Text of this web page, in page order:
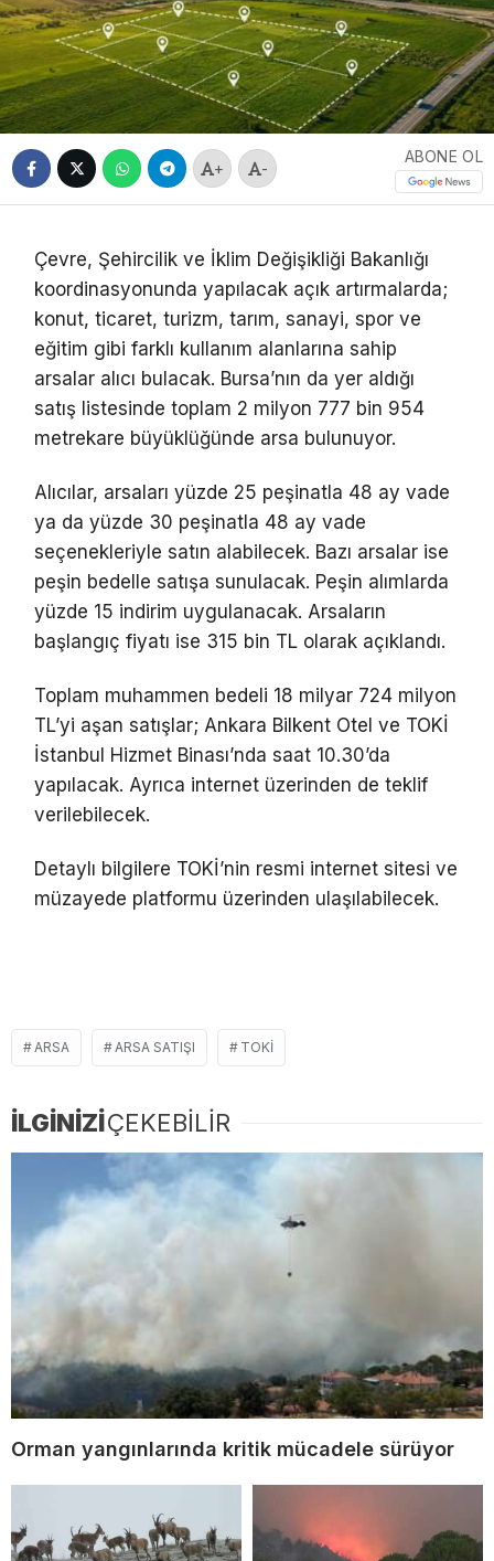
+ -
ABONE OL
Çevre, Şehircilik ve İklim Değişikliği Bakanlığı
koordinasyonunda yapılacak açık artırmalarda;
konut, ticaret, turizm, tarım, sanayi, spor ve
eğitim gibi farklı kullanım alanlarına sahip
arsalar alıcı bulacak. Bursa’nın da yer aldığı
satış listesinde toplam 2 milyon 777 bin 954
metrekare büyüklüğünde arsa bulunuyor.
Alıcılar, arsaları yüzde 25 peşinatla 48 ay vade
ya da yüzde 30 peşinatla 48 ay vade
seçenekleriyle satın alabilecek. Bazı arsalar ise
peşin bedelle satışa sunulacak. Peşin alımlarda
yüzde 15 indirim uygulanacak. Arsaların
başlangıç fiyatı ise 315 bin TL olarak açıklandı.
Toplam muhammen bedeli 18 milyar 724 milyon
TL’yi aşan satışlar; Ankara Bilkent Otel ve TOKİ
İstanbul Hizmet Binası’nda saat 10.30’da
yapılacak. Ayrıca internet üzerinden de teklif
verilebilecek.
Detaylı bilgilere TOKİ’nin resmi internet sitesi ve
müzayede platformu üzerinden ulaşılabilecek.
ARSA ARSA SATIŞI TOKİ
İLGİNİZİÇEKEBİLİR
Orman yangınlarında kritik mücadele sürüyor